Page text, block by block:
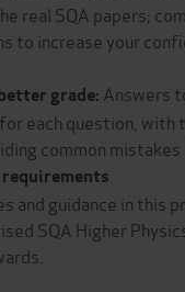
real SQA papers;
to increase your
grade: Answers
each question, with
common mistakes
and guidance in this
SQA Higher